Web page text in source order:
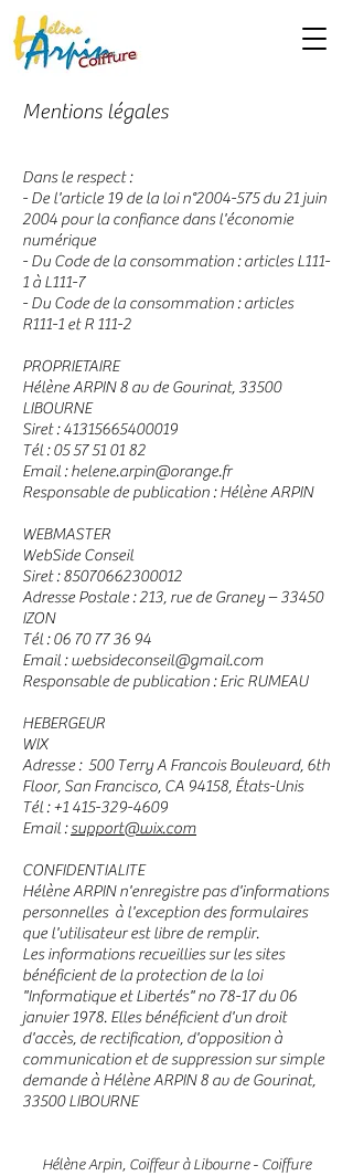
Mentions légales
Dans le respect :
- De l'article 19 de la loi n°2004-575du 21 juin
2004 pour la confiance dans l'économie
numérique
- Du Code de la consommation : articles L111-
1 à L111-7
- Du Code de la consommation : articles
R111-1 et R 111-2
PROPRIETAIRE
Hélène ARPIN 8 av de Gourinat, 33500
LIBOURNE
Siret :41315665400019
Tél :05 57 51 01 82
Email :helene.arpin@orange.fr
Responsable de publication : Hélène ARPIN
WEBMASTER
WebSide Conseil
Siret :85070662300012
Adresse Postale : 213, rue de Graney – 33450
IZON
Tél :06 70 77 36 94
Email :websideconseil@gmail.com
Responsable de publication : Eric RUMEAU
HEBERGEUR
WIX
Adresse : 500 Terry A Francois Boulevard, 6th
Floor, San Francisco, CA 94158, États-Unis
Tél :+1 415-329-4609
Email :support@wix.com
CONFIDENTIALITE
Hélène ARPIN n'enregistre pas d'informations
personnelles à l'exception des formulaires
que l'utilisateur est libre de remplir.
Les informations recueillies sur les sites
bénéficient de la protection de la loi
"Informatique et Libertés" no 78-17 du 06
janvier 1978. Elles bénéficient d'un droit
d'accès, de rectification, d'opposition à
communication et de suppression sur simple
demande à Hélène ARPIN 8 av de Gourinat,
33500 LIBOURNE
Hélène Arpin, Coiffeur à Libourne- Coiffure